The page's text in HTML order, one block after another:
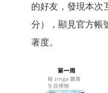
的好友，發現本次
分），顯見官方帳
著度。